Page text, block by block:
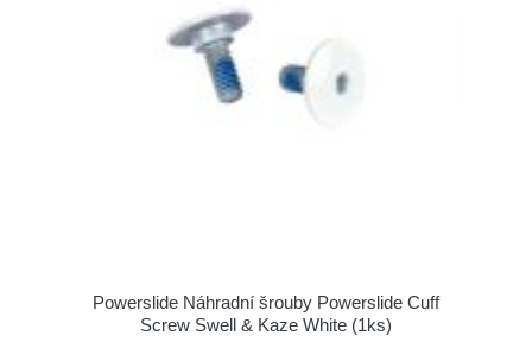
Powerslide Náhradní šrouby Powerslide Cuff
Screw Swell & Kaze White (1ks)